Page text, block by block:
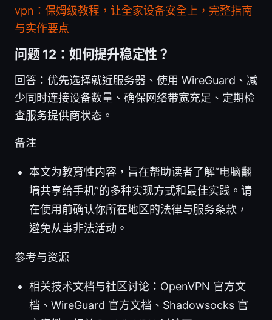
vpn：保姆级教程，让全家设备安全上，完整指南
与实作要点
问题 12：如何提升稳定性？
回答：优先选择就近服务器、使用 WireGuard、减
少同时连接设备数量、确保网络带宽充足、定期检
查服务提供商状态。
备注
本文为教育性内容，旨在帮助读者了解“电脑翻
墙共享给手机”的多种实现方式和最佳实践。请
在使用前确认你所在地区的法律与服务条款，
避免从事非法活动。
参考与资源
相关技术文档与社区讨论：OpenVPN 官方文
档、WireGuard 官方文档、Shadowsocks 官